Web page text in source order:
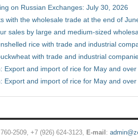
on Russian Exchanges: July 30, 2026
with the wholesale trade at the end of
sales by large and medium-sized
rice with trade and industrial
with trade and industrial
Export and import of rice for May and
Export and import of rice for May and
2509, +7 (926) 624-3123, E-mail :